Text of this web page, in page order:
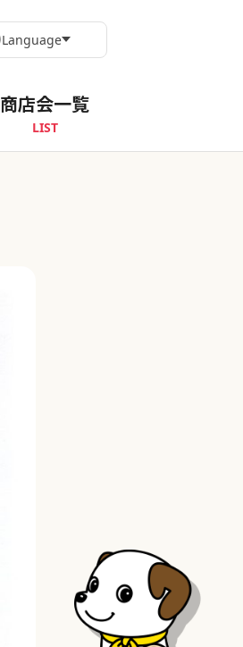
商店会一覧
LIST
Language